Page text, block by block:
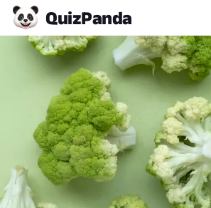
QuizPanda